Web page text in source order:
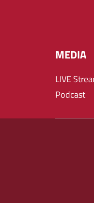
MEDIA
LIVE
Podcast